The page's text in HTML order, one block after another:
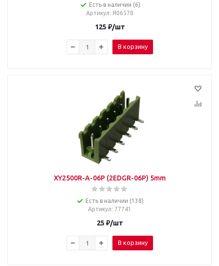
Есть в наличии (6)
Артикул: Я06578
125 ₽/шт
В корзину
XY2500R-A-06P (2EDGR-06P) 5mm
Есть в наличии (138)
Артикул: 77741
25 ₽/шт
В корзину